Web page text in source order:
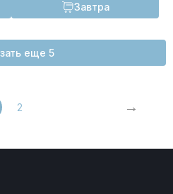
Завтра
еще 5
2